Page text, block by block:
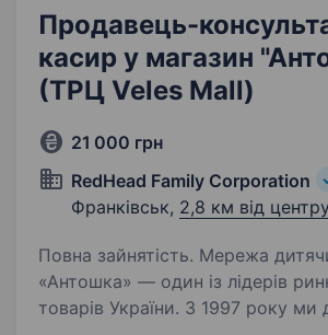
Продавець-
касир у магазин
(ТРЦ Veles Mall)
21 000 грн
RedHead Family Corporation
Франківськ, 2,8 км від центру
Повна зайнятість. Мережа дитячих магазинів
«Антошка» — один із лідерів
товарів України. З 1997 року ми